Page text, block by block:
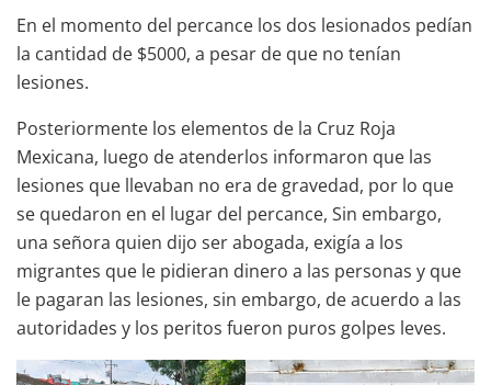
En el momento del percance los dos lesionados pedían
la cantidad de $5000, a pesar de que no tenían
lesiones.
Posteriormente los elementos de la Cruz Roja
Mexicana, luego de atenderlos informaron que las
lesiones que llevaban no era de gravedad, por lo que
se quedaron en el lugar del percance, Sin embargo,
una señora quien dijo ser abogada, exigía a los
migrantes que le pidieran dinero a las personas y que
le pagaran las lesiones, sin embargo, de acuerdo a las
autoridades y los peritos fueron puros golpes leves.